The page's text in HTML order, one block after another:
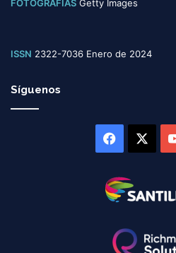
FOTOGRAFÍAS Getty Images
ISSN 2322-7036 Enero de 2024
Síguenos
Facebook